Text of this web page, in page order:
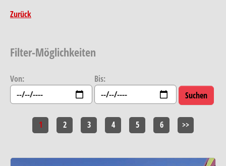
Zurück
Filter-Möglichkeiten
Von: Bis:
1 2 3 4 5 6 >>